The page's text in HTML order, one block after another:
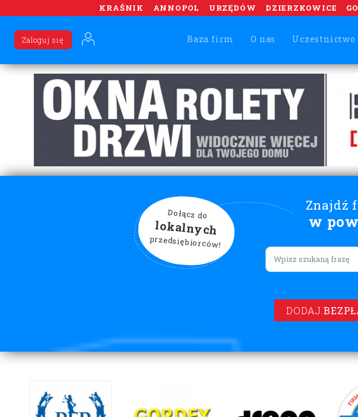
KRAŚNIK ANNOPOL URZĘDÓW DZIERZKOWICE
Baza firm O nas Uczestnictwo
Zaloguj się
Znajdź
w
Dołącz do
lokalnych
przedsiębiorców!
Lorem ipsum
DODAJ
lorem ipsum